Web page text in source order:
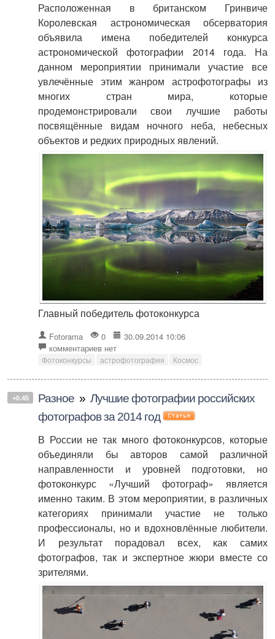
Расположенная в британском Гринвиче
Королевская астрономическая обсерватория
объявила имена победителей конкурса
астрономической фотографии 2014 года. На
данном мероприятии принимали участие все
увлечённые этим жанром астрофотографы из
многих стран мира, которые
продемонстрировали свои лучшие работы
посвящённые видам ночного неба, небесных
объектов и редких природных явлений.
Главный победитель фотоконкурса
Fotorama 0
30.09.2014 10:06
комментариев нет
Фотоконкурсы астрофотография Космос
+0.45 Разное » Лучшие фотографии российских
фотографов за 2014 год
В России не так много фотоконкурсов, которые
объединяли бы авторов самой различной
направленности и уровней подготовки, но
фотоконкурс «Лучший фотограф» является
именно таким. В этом мероприятии, в различных
категориях принимали участие не только
профессионалы, но и вдохновлённые любители.
И результат порадовал всех, как самих
фотографов, так и экспертное жюри вместе со
зрителями.